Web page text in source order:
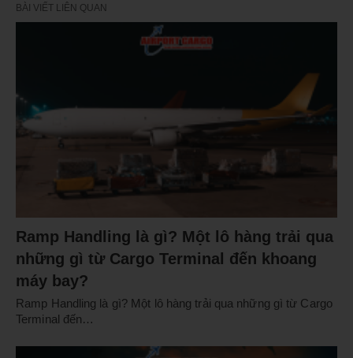
BÀI VIẾT LIÊN QUAN
Ramp Handling là gì? Một lô hàng trải qua
những gì từ Cargo Terminal đến khoang
máy bay?
Ramp Handling là gì? Một lô hàng trải qua những gì từ Cargo
Terminal đến…